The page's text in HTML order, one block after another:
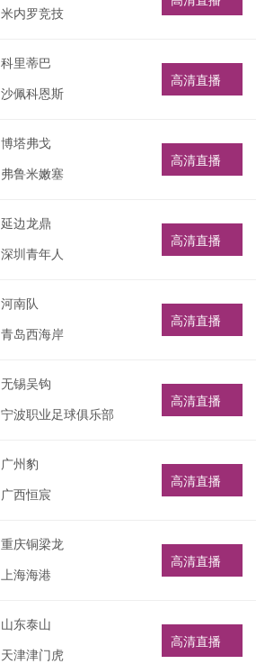
米内罗竞技
科里蒂巴
沙佩科恩斯
高清直播
博塔弗戈
弗鲁米嫩塞
高清直播
延边龙鼎
深圳青年人
高清直播
河南队
青岛西海岸
高清直播
无锡吴钩
宁波职业足球俱乐部
高清直播
广州豹
广西恒宸
高清直播
重庆铜梁龙
上海海港
高清直播
山东泰山
天津津门虎
高清直播